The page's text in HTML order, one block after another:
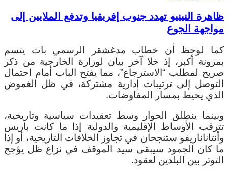
ظاهرة النينيو تهدد جنوب إفريقيا وتدفع الملايين إلى
مواجهة الجوع
كما لوحظ أن خطاب مدغشقر الرسمي بات يتسم
بمرونة أكبر، إذ خلا آخر بيان لوزارة الخارجية من ذكر
صريح لمطلب “الاسترجاع”، مما يفتح الباب أمام احتمال
التوصل إلى ترتيبات إدارية مشتركة، في ظل الغموض
الذي يحيط بمسار المفاوضات.
وبينما ينطلق الحوار وسط تعقيدات سياسية وتاريخية،
تترقب الأوساط الإقليمية والدولية إذا ما كانت باريس
وأنتاناناريفو ستنجحان في تجاوز الخلافات التاريخية، أو إذا
ما كان الجمود سيبقى سيد الموقف في نزاع ظل يؤجج
التوتر بين البلدين لعقود.